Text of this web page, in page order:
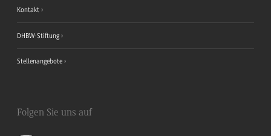
Kontakt
DHBW-Stiftung
Stellenangebote
Folgen Sie uns auf